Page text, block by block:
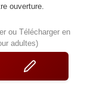
ouverture.
ou Télécharger en
adultes)